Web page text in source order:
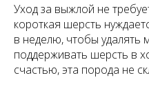
Уход за выжлой не
короткая шерсть
в неделю, чтобы удалять
поддерживать шерсть в
счастью, эта порода не